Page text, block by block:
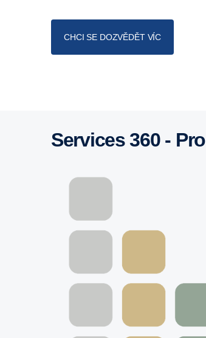
CHCI SE DOZVĚDĚT VÍC
Services 360 - Pro